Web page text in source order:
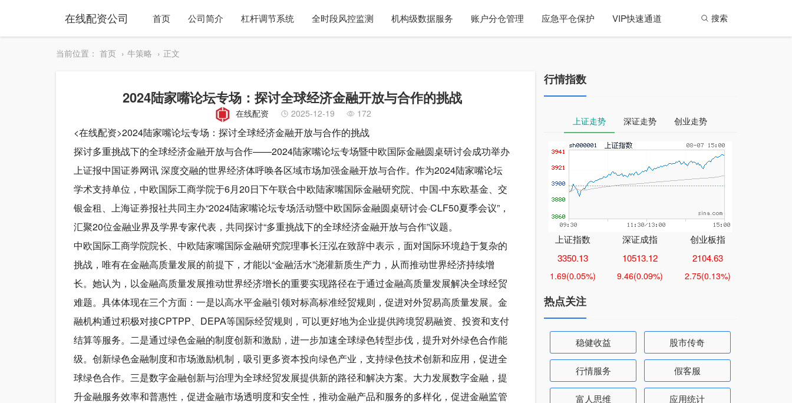
在线配资公司 首页 公司简介 杠杆调节系统 全时段风控监测 机构级数据服务 账户分仓管理 应急平仓保护 VIP快速通道 搜索
当前位置： 首页 牛策略 正文
2024陆家嘴论坛专场：探讨全球经济金融开放与合作的挑战
在线配资 2025-12-19 172
<在线配资>2024陆家嘴论坛专场：探讨全球经济金融开放与合作的挑战
探讨多重挑战下的全球经济金融开放与合作——2024陆家嘴论坛专场暨中欧国际金融圆桌研讨会成功举办
上证报中国证券网讯 深度交融的世界经济体呼唤各区域市场加强金融开放与合作。作为2024陆家嘴论坛
学术支持单位，中欧国际工商学院于6月20日下午联合中欧陆家嘴国际金融研究院、中国-中东欧基金、交
银金租、上海证券报社共同主办“2024陆家嘴论坛专场活动暨中欧国际金融圆桌研讨会·CLF50夏季会议”，
汇聚20位金融业界及学界专家代表，共同探讨“多重挑战下的全球经济金融开放与合作”议题。
中欧国际工商学院院长、中欧陆家嘴国际金融研究院理事长汪泓在致辞中表示，面对国际环境趋于复杂的
挑战，唯有在金融高质量发展的前提下，才能以“金融活水”浇灌新质生产力，从而推动世界经济持续增
长。她认为，以金融高质量发展推动世界经济增长的重要实现路径在于通过金融高质量发展解决全球经贸
难题。具体体现在三个方面：一是以高水平金融引领对标高标准经贸规则，促进对外贸易高质量发展。金
融机构通过积极对接CPTPP、DEPA等国际经贸规则，可以更好地为企业提供跨境贸易融资、投资和支付
结算等服务。二是通过绿色金融的制度创新和激励，进一步加速全球绿色转型步伐，提升对外绿色合作能
级。创新绿色金融制度和市场激励机制，吸引更多资本投向绿色产业，支持绿色技术创新和应用，促进全
球绿色合作。三是数字金融创新与治理为全球经贸发展提供新的路径和解决方案。大力发展数字金融，提
升金融服务效率和普惠性，促进金融市场透明度和安全性，推动金融产品和服务的多样化，促进金融监管
行情指数
上证走势 深证走势 创业走势
上证指数
3350.13
1.69(0.05%)
深证成指
10513.12
9.46(0.09%)
创业板指
2104.63
2.75(0.13%)
热点关注
稳健收益 股市传奇
行情服务 假客服
富人思维 应用统计